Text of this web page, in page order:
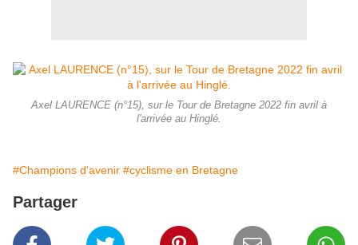
Axel LAURENCE (n°15), sur le Tour de Bretagne 2022 fin avril à
l'arrivée au Hinglé.
#Champions d'avenir #cyclisme en Bretagne
Partager